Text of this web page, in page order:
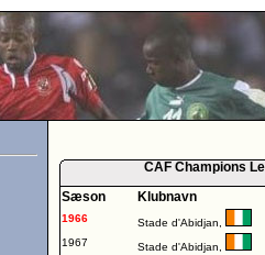
CAF Champions
Sæson
Klubnavn
1966 Stade d'Abidjan
1967
Stade d'Abidjan